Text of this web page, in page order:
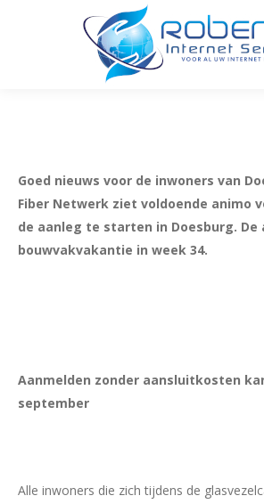
Goed nieuws voor de inwoners van
Fiber Netwerk ziet voldoende animo
de aanleg te starten in Doesburg.
bouwvakvakantie in week 34.
Aanmelden zonder aansluitkosten
september
Alle inwoners die zich tijdens de